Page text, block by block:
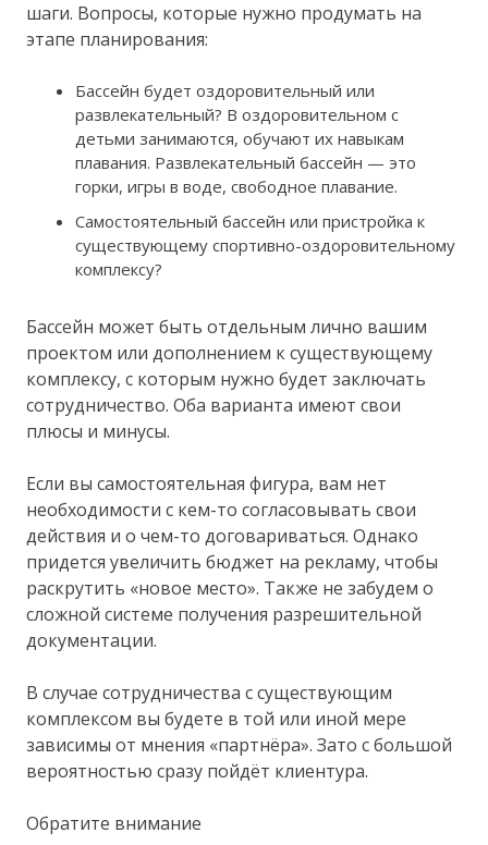
шаги. Вопросы, которые нужно продумать на
этапе планирования:
Бассейн будет оздоровительный или
развлекательный? В оздоровительном с
детьми занимаются, обучают их навыкам
плавания. Развлекательный бассейн — это
горки, игры в воде, свободное плавание.
Самостоятельный бассейн или пристройка к
существующему спортивно-оздоровительному
комплексу?
Бассейн может быть отдельным лично вашим
проектом или дополнением к существующему
комплексу, с которым нужно будет заключать
сотрудничество. Оба варианта имеют свои
плюсы и минусы.
Если вы самостоятельная фигура, вам нет
необходимости с кем-то согласовывать свои
действия и о чем-то договариваться. Однако
придется увеличить бюджет на рекламу, чтобы
раскрутить «новое место». Также не забудем о
сложной системе получения разрешительной
документации.
В случае сотрудничества с существующим
комплексом вы будете в той или иной мере
зависимы от мнения «партнёра». Зато с большой
вероятностью сразу пойдёт клиентура.
Обратите внимание